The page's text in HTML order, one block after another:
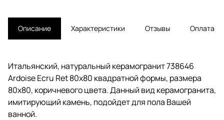
Описание Характеристики Отзывы Оплата
Итальянский, натуральный керамогранит 738646
Ardoise Ecru Ret 80x80 квадратной формы, размера
80x80, коричневого цвета. Данный вид керамогранита,
имитирующий камень, подойдет для пола Вашей
ванной.